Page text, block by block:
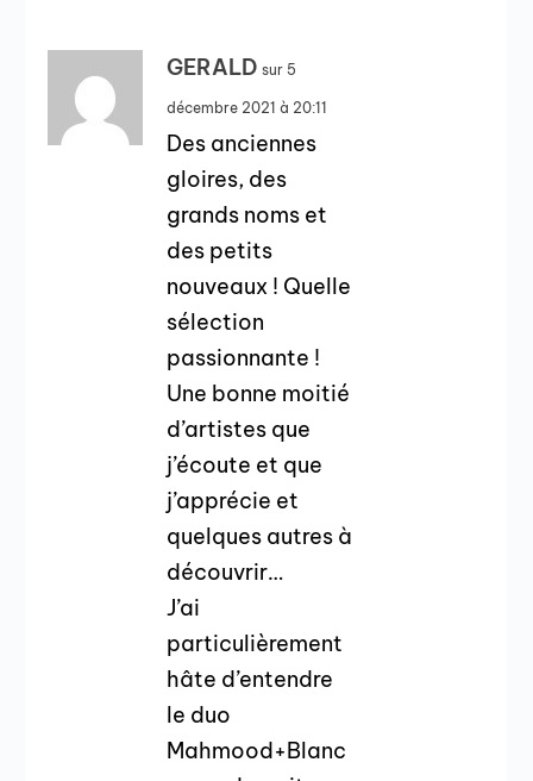
GERALD sur 5
décembre 2021 à 20:11
Des anciennes
gloires, des
grands noms et
des petits
nouveaux ! Quelle
sélection
passionnante !
Une bonne moitié
d’artistes que
j’écoute et que
j’apprécie et
quelques autres à
découvrir…
J’ai
particulièrement
hâte d’entendre
le duo
Mahmood+Blanc